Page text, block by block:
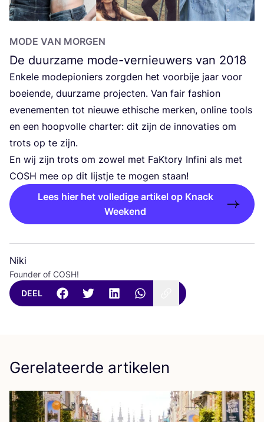
MODE VAN MORGEN
De duurzame mode-vernieuwers van 2018
Enke­le mode­pi­o­niers zorg­den het voor­bije jaar voor
boei­en­de, duur­za­me pro­jec­ten. Van fair fas­hi­on
eve­ne­men­ten tot nieu­we ethi­sche mer­ken, onli­ne tools
en een hoop­vol­le char­ter: dit zijn de inno­va­ties om
trots op te zijn.
En wij zijn trots om zowel met FaK­to­ry Infi­ni als met
COSH mee op dit lijst­je te mogen staan!
Lees hier het volledige artikel op Knack
Weekend
Niki
Founder of COSH!
DEEL
Gerelateerde artikelen